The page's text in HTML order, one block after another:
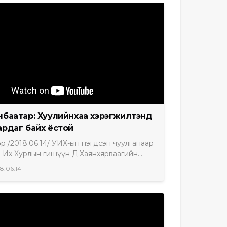
Хуулийнхаа хэрэгжилтэнд
байх ёстой
/2018.06.14/ УИХ-ын нэгдсэн чуулганаар
Хурлын гишүүн Д.Хаянхярваагийн
Монгол Улсын Их Хурлын чуулганы
дэгийн тухай хуульд нэмэлт,
оруулах тухай хуулийн төсөл болон
мэдүүлсэн бусад хуулийн